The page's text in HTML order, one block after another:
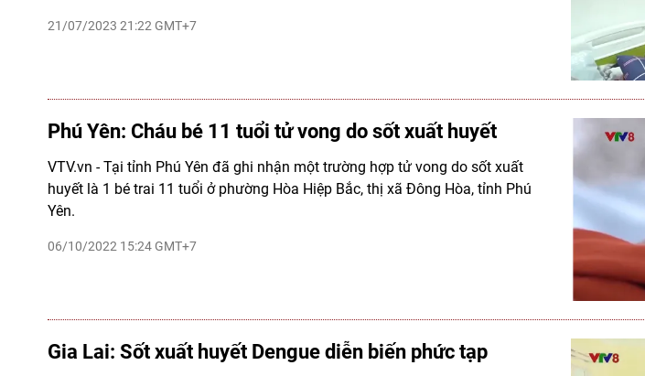
21/07/2023 21:22 GMT+7
Phú Yên: Cháu bé 11 tuổi tử vong do sốt xuất huyết
06/10/2022 15:24 GMT+7
VTV.vn - Tại tỉnh Phú Yên đã ghi nhận một trường hợp tử vong do sốt xuất
huyết là 1 bé trai 11 tuổi ở phường Hòa Hiệp Bắc, thị xã Đông Hòa, tỉnh Phú
Yên.
Gia Lai: Sốt xuất huyết Dengue diễn biến phức tạp